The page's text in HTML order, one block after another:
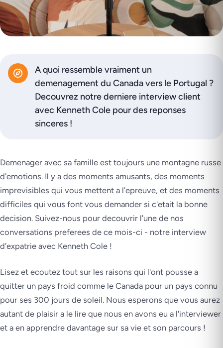
A quoi ressemble vraiment un
demenagement du Canada vers le Portugal ?
Decouvrez notre derniere interview client
avec Kenneth Cole pour des reponses
sinceres !
Demenager avec sa famille est toujours une montagne russe
d'emotions. Il y a des moments amusants, des moments
imprevisibles qui vous mettent a l'epreuve, et des moments
difficiles qui vous font vous demander si c'etait la bonne
decision. Suivez-nous pour decouvrir l'une de nos
conversations preferees de ce mois-ci - notre interview
d'expatrie avec Kenneth Cole !
Lisez et ecoutez tout sur les raisons qui l'ont pousse a
quitter un pays froid comme le Canada pour un pays connu
pour ses 300 jours de soleil. Nous esperons que vous aurez
autant de plaisir a le lire que nous en avons eu a l'interviewer
et a en apprendre davantage sur sa vie et son parcours !